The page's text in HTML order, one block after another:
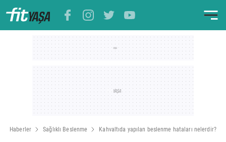
Haberler Sağlıklı Beslenme Kahvaltıda yapılan beslenme hataları nelerdir?